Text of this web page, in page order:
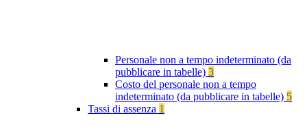
Personale non a tempo indeterminato (da
pubblicare in tabelle) 3
Costo del personale non a tempo
indeterminato (da pubblicare in tabelle) 5
Tassi di assenza 1